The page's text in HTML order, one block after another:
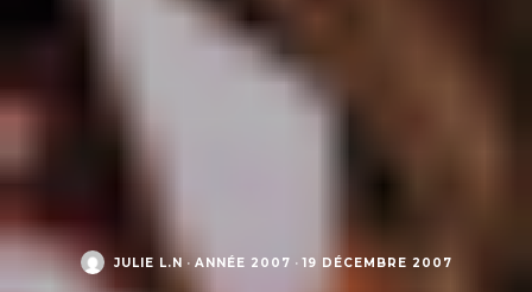
JULIE L.N · ANNÉE 2007 · 19 DÉCEMBRE 2007